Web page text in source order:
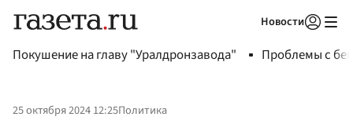
Новости
Покушение на главу "Уралдронзавода" Проблемы с
25 октября 2024 12:25Политика